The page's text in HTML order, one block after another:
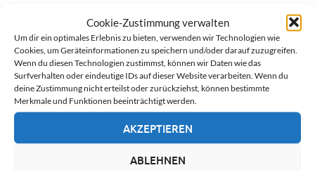
Cookie-Zustimmung verwalten
Um dir ein optimales Erlebnis zu bieten, verwenden wir Technologien wie
Cookies, um Geräteinformationen zu speichern und/oder darauf zuzugreifen.
Wenn du diesen Technologien zustimmst, können wir Daten wie das
Surfverhalten oder eindeutige IDs auf dieser Website verarbeiten. Wenn du
deine Zustimmung nicht erteilst oder zurückziehst, können bestimmte
Merkmale und Funktionen beeinträchtigt werden.
AKZEPTIEREN
ABLEHNEN
Erneut greift Karlsruhe ein: dieVorratsdatenspeicherung
wird vorläufig etwas gestutzt. Und wieder klingt ein Teil
der Begründung wohlvertraut:
“In dem Verkehrsdatenabruf selbst liegt ein schwerwiegender
Grundrecht aus Art. 10 Abs. 1 GG (Schutz des